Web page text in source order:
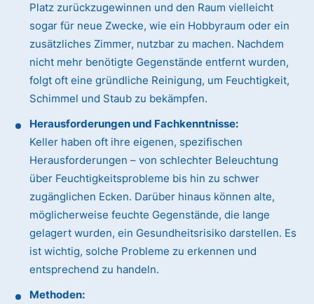
Platz zurückzugewinnen und den Raum vielleicht
sogar für neue Zwecke, wie ein Hobbyraum oder ein
zusätzliches Zimmer, nutzbar zu machen. Nachdem
nicht mehr benötigte Gegenstände entfernt wurden,
folgt oft eine gründliche Reinigung, um Feuchtigkeit,
Schimmel und Staub zu bekämpfen.
Herausforderungen und Fachkenntnisse:
Keller haben oft ihre eigenen, spezifischen
Herausforderungen – von schlechter Beleuchtung
über Feuchtigkeitsprobleme bis hin zu schwer
zugänglichen Ecken. Darüber hinaus können alte,
möglicherweise feuchte Gegenstände, die lange
gelagert wurden, ein Gesundheitsrisiko darstellen. Es
ist wichtig, solche Probleme zu erkennen und
entsprechend zu handeln.
Methoden: